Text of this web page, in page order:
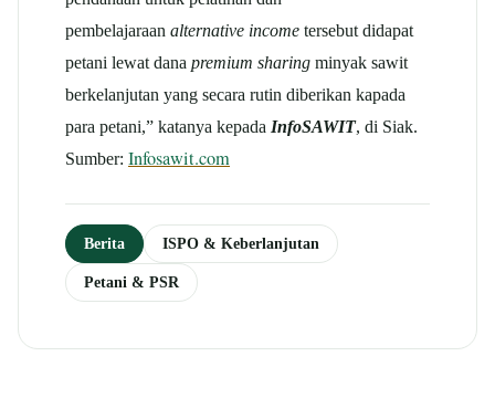
pembelajaraan alternative income tersebut didapat
petani lewat dana premium sharing minyak sawit
berkelanjutan yang secara rutin diberikan kapada
para petani,” katanya kepada InfoSAWIT, di Siak.
Sumber: Infosawit.com
Berita ISPO & Keberlanjutan
Petani & PSR